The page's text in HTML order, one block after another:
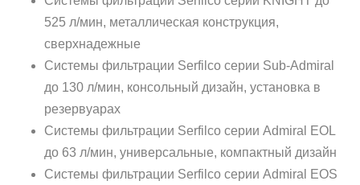
525 л/мин, металлическая конструкция,
сверхнадежные
Системы фильтрации Serfilco серии Sub-Admiral
до 130 л/мин, консольный дизайн, установка в
резервуарах
Системы фильтрации Serfilco серии Admiral EOL
до 63 л/мин, универсальные, компактный дизайн
Системы фильтрации Serfilco серии Admiral EOS